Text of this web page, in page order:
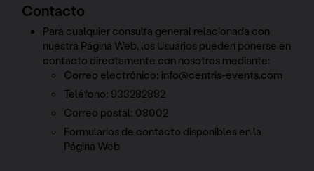
Contacto
Para cualquier consulta general relacionada con
nuestra Página Web, los Usuarios pueden ponerse en
contacto directamente con nosotros mediante:
Correo electrónico: info@centris-events.com
Teléfono: 933282882
Correo postal: 08002
Formularios de contacto disponibles en la
Página Web